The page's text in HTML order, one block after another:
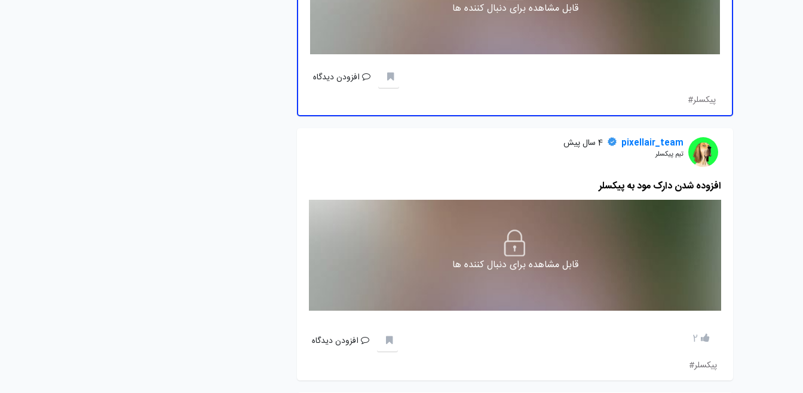
قابل مشاهده برای دنبال کننده ها
افزودن دیدگاه
پیکسلر#
pixellair_team 4 سال پیش
تیم پیکسلر
افزوده شدن دارک مود به پیکسلر
قابل مشاهده برای دنبال کننده ها
2
افزودن دیدگاه
پیکسلر#